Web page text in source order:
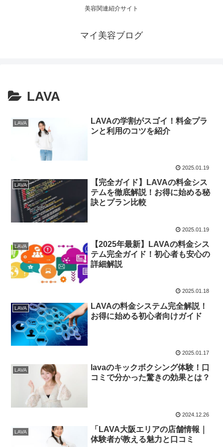
美容関連紹介サイト
マイ美容ブログ
LAVA
LAVA
LAVAの学割がスゴイ！料金プラ
ンと利用のコツを紹介
2025.01.19
LAVA
【完全ガイド】LAVAの料金シス
テムを徹底解説！お得に始める秘
訣とプラン比較
2025.01.19
LAVA
【2025年最新】LAVAの料金シス
テム完全ガイド！初心者も安心の
詳細解説
2025.01.18
LAVA
LAVAの料金システム完全解説！
お得に始める初心者向けガイド
2025.01.17
LAVA
lavaのキックボクシング体験！口
コミで分かった驚きの効果とは？
2024.12.26
LAVA
「LAVA大阪エリアの店舗情報｜
体験者が教える魅力と口コミ